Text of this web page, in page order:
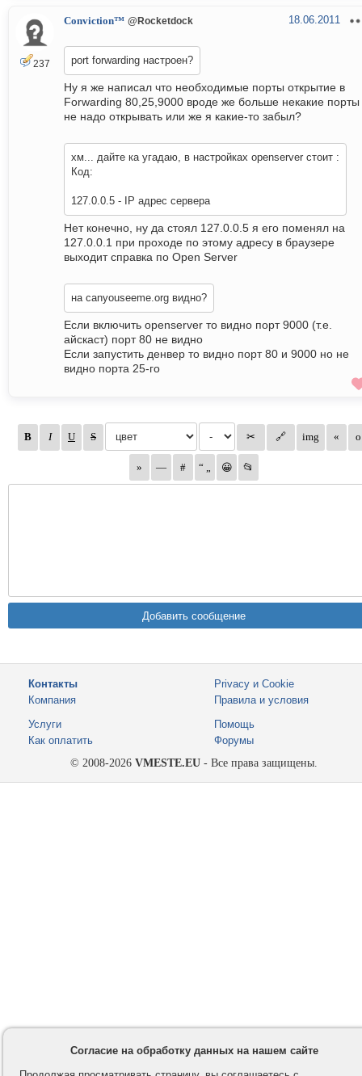
237
Conviction™ @Rocketdock 18.06.2011
port forwarding настроен?
Ну я же написал что необходимые порты открытие в
Forwarding 80,25,9000 вроде же больше некакие порты
не надо открывать или же я какие-то забыл?
хм... дайте ка угадаю, в настройках openserver стоит :
Код:
127.0.0.5 - IP адрес сервера
Нет конечно, ну да стоял 127.0.0.5 я его поменял на
127.0.0.1 при проходе по этому адресу в браузере
выходит справка по Open Server
на canyouseeme.org видно?
Если включить openserver то видно порт 9000 (т.е.
айскаст) порт 80 не видно
Если запустить денвер то видно порт 80 и 9000 но не
видно порта 25-го
Контакты
Компания
Privacy и Cookie
Правила и условия
Услуги
Как оплатить
Помощь
Форумы
© 2008-2026 VMESTE.EU - Все права защищены.
Согласие на обработку данных на нашем сайте